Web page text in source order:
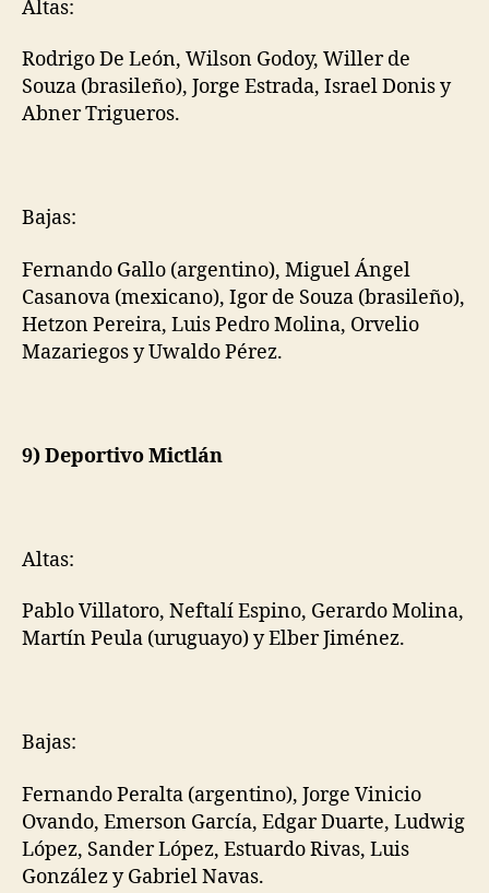
Altas:
Rodrigo De León, Wilson Godoy, Willer de
Souza (brasileño), Jorge Estrada, Israel Donis y
Abner Trigueros.
Bajas:
Fernando Gallo (argentino), Miguel Ángel
Casanova (mexicano), Igor de Souza (brasileño),
Hetzon Pereira, Luis Pedro Molina, Orvelio
Mazariegos y Uwaldo Pérez.
9) Deportivo Mictlán
Altas:
Pablo Villatoro, Neftalí Espino, Gerardo Molina,
Martín Peula (uruguayo) y Elber Jiménez.
Bajas:
Fernando Peralta (argentino), Jorge Vinicio
Ovando, Emerson García, Edgar Duarte, Ludwig
López, Sander López, Estuardo Rivas, Luis
González y Gabriel Navas.